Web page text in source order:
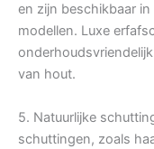
en zijn beschikbaar
modellen. Luxe
van hout.
5. Natuurlijke
schuttingen, zoals